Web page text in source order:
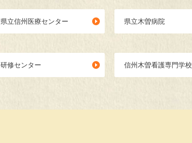
県立信州医療センター 県立木曽病院
研修センター 信州木曽看護専門学校